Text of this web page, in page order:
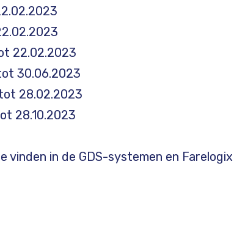
22.02.2023
30.06.2023
28.02.2023
28.10.2023
in de GDS-systemen en Farelogix